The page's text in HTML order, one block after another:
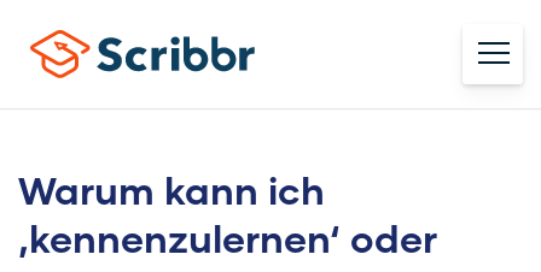
Warum kann ich
‚kennenzulernen‘ oder